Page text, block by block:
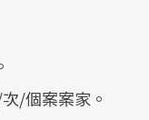
/個案案家。